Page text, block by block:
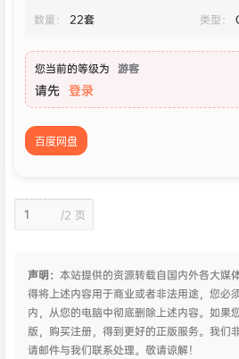
数量： 22套 类型：
您当前的等级为 游客
请先 登录
百度网盘
/2 页
声明： 本站提供的资源转载自国内外各大媒
得将上述内容用于商业或者非法用途，您必
内，从您的电脑中彻底删除上述内容。如果
版，购买注册，得到更好的正版服务。我们
请邮件与我们联系处理。敬请谅解！